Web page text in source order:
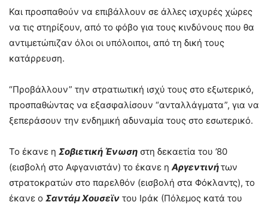
Και προσπαθούν να επιβάλλουν σε άλλες ισχυρές χώρες
να τις στηρίξουν, από το φόβο για τους κινδύνους που θα
αντιμετώπιζαν όλοι οι υπόλοιποι, από τη δική τους
κατάρρευση.
“Προβάλλουν” την στρατιωτική ισχύ τους στο εξωτερικό,
προσπαθώντας να εξασφαλίσουν “ανταλλάγματα”, για να
ξεπεράσουν την ενδημική αδυναμία τους στο εσωτερικό.
Το έκανε η Σοβιετική Ένωση στη δεκαετία του ’80
(εισβολή στο Αφγανιστάν) το έκανε η Αργεντινήτων
στρατοκρατών στο παρελθόν (εισβολή στα Φόκλαντς), το
έκανε ο Σαντάμ Χουσεϊν του Ιράκ (Πόλεμος κατά του